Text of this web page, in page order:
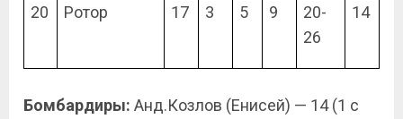
20 Ротор 17 3 5 9
20-
26
14
Бомбардиры: Анд.Козлов (Енисей) — 14 (1 с